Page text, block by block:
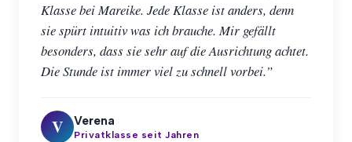
Klasse bei Mareike. Jede Klasse ist anders, denn
sie spürt intuitiv was ich brauche. Mir gefällt
besonders, dass sie sehr auf die Ausrichtung achtet.
Die Stunde ist immer viel zu schnell vorbei.”
V Verena
Privatklasse seit Jahren